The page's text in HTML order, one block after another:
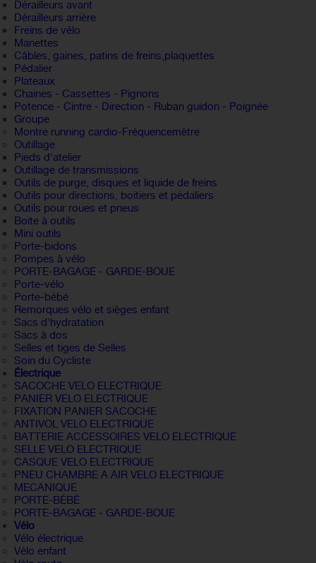
Dérailleurs avant
Dérailleurs arrière
Freins de vélo
Manettes
Câbles, gaines, patins de freins,plaquettes
Pédalier
Plateaux
Chaines - Cassettes - Pignons
Potence - Cintre - Direction - Ruban guidon - Poignée
Groupe
Montre running cardio-Fréquencemètre
Outillage
Pieds d'atelier
Outillage de transmissions
Outils de purge, disques et liquide de freins
Outils pour directions, boitiers et pédaliers
Outils pour roues et pneus
Boite à outils
Mini outils
Porte-bidons
Pompes à vélo
PORTE-BAGAGE - GARDE-BOUE
Porte-vélo
Porte-bébé
Remorques vélo et sièges enfant
Sacs d'hydratation
Sacs à dos
Selles et tiges de Selles
Soin du Cycliste
Électrique
SACOCHE VELO ELECTRIQUE
PANIER VELO ELECTRIQUE
FIXATION PANIER SACOCHE
ANTIVOL VELO ELECTRIQUE
BATTERIE ACCESSOIRES VELO ELECTRIQUE
SELLE VELO ELECTRIQUE
CASQUE VELO ELECTRIQUE
PNEU CHAMBRE A AIR VELO ELECTRIQUE
MECANIQUE
PORTE-BÉBÉ
PORTE-BAGAGE - GARDE-BOUE
Vélo
Vélo électrique
Vélo enfant